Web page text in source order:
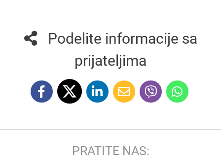
Podelite informacije sa
prijateljima
PRATITE NAS: